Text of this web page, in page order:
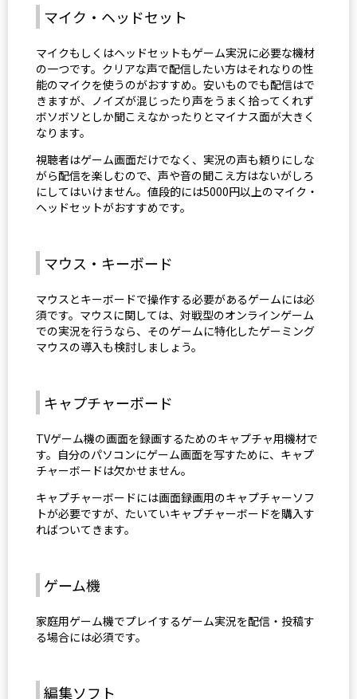
マイク・ヘッドセット
マイクもしくはヘッドセットもゲーム実況に必要な機材
の一つです。クリアな声で配信したい方はそれなりの性
能のマイクを使うのがおすすめ。安いものでも配信はで
きますが、ノイズが混じったり声をうまく拾ってくれず
ボソボソとしか聞こえなかったりとマイナス面が大きく
なります。
視聴者はゲーム画面だけでなく、実況の声も頼りにしな
がら配信を楽しむので、声や音の聞こえ方はないがしろ
にしてはいけません。値段的には5000円以上のマイク・
ヘッドセットがおすすめです。
マウス・キーボード
マウスとキーボードで操作する必要があるゲームには必
須です。マウスに関しては、対戦型のオンラインゲーム
での実況を行うなら、そのゲームに特化したゲーミング
マウスの導入も検討しましょう。
キャプチャーボード
TVゲーム機の画面を録画するためのキャプチャ用機材で
す。自分のパソコンにゲーム画面を写すために、キャプ
チャーボードは欠かせません。
キャプチャーボードには画面録画用のキャプチャーソフ
トが必要ですが、たいていキャプチャーボードを購入す
ればついてきます。
ゲーム機
家庭用ゲーム機でプレイするゲーム実況を配信・投稿す
る場合には必須です。
編集ソフト